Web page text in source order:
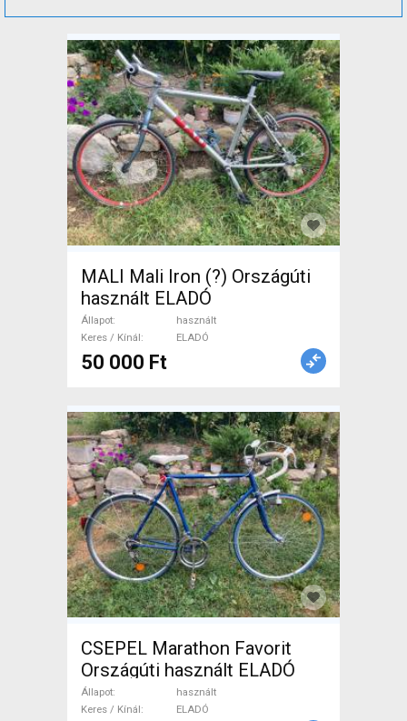
MALI Mali Iron (?) Országúti
használt ELADÓ
Állapot
használt
Keres / Kínál
ELADÓ
50 000 Ft
CSEPEL Marathon Favorit
Országúti használt ELADÓ
Állapot
használt
Keres / Kínál
ELADÓ